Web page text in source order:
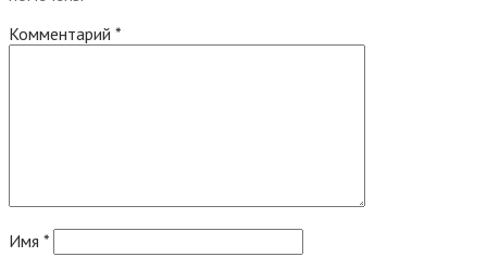
Комментарий *
Имя *